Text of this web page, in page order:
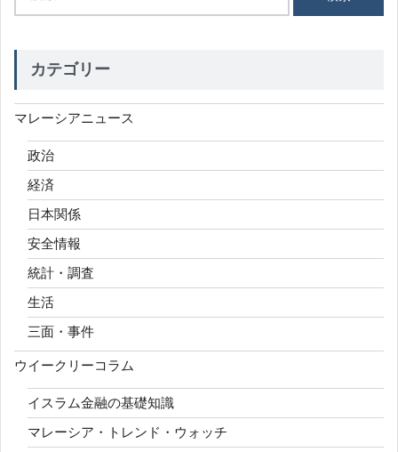
カテゴリー
マレーシアニュース
政治
経済
日本関係
安全情報
統計・調査
生活
三面・事件
ウイークリーコラム
イスラム金融の基礎知識
マレーシア・トレンド・ウォッチ